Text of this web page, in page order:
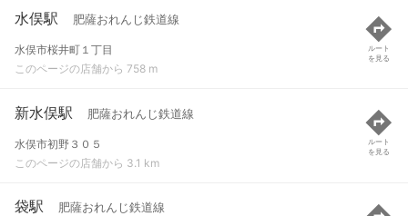
水俣駅 肥薩おれんじ鉄道線
水俣市桜井町１丁目
このページの店舗から 758 m
ルート
を見る
新水俣駅 肥薩おれんじ鉄道線
水俣市初野３０５
このページの店舗から 3.1 km
ルート
を見る
袋駅 肥薩おれんじ鉄道線